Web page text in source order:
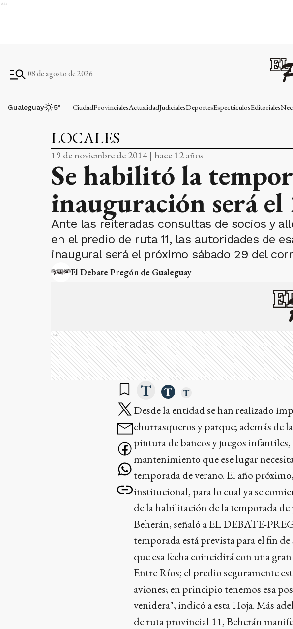
Ads
08 de agosto de 2026
Gualeguay 5° CiudadProvincialesActualidadJudicialesDeportesEspectáculosEditoriales
LOCALES
19 de noviembre de 2014 | hace 12 años
Se habilitó la
inauguración será
Ante las reiteradas consultas de socios y
en el predio de ruta 11, las autoridades de
inaugural será el próximo sábado 29 del
El Debate Pregón de Gualeguay
Ads
Desde la entidad se han realizado
churrasqueros y parque; además de
pintura de bancos y juegos
mantenimiento que ese lugar
temporada de verano. El año
institucional, para lo cual ya se
de la habilitación de la temporada
Beherán, señaló a EL DEBATE-
temporada está prevista para el fin
que esa fecha coincidirá con una
Entre Ríos; el predio seguramente
aviones; en principio tenemos esa
venidera", indicó a esta Hoja. Más
de ruta provincial 11, Beherán